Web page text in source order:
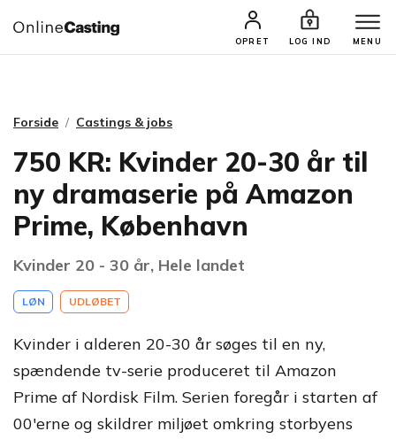
OPRET LOG IND MENU
CASTINGS & JOBS SØG PROFIL
Forside Castings & jobs
750 KR: Kvinder 20-30 år til
ny dramaserie på Amazon
Prime, København
Kvinder 20 - 30 år, Hele landet
LØN UDLØBET
Kvinder i alderen 20-30 år søges til en ny,
spændende tv-serie produceret til Amazon
Prime af Nordisk Film. Serien foregår i starten af
00'erne og skildrer miljøet omkring storbyens